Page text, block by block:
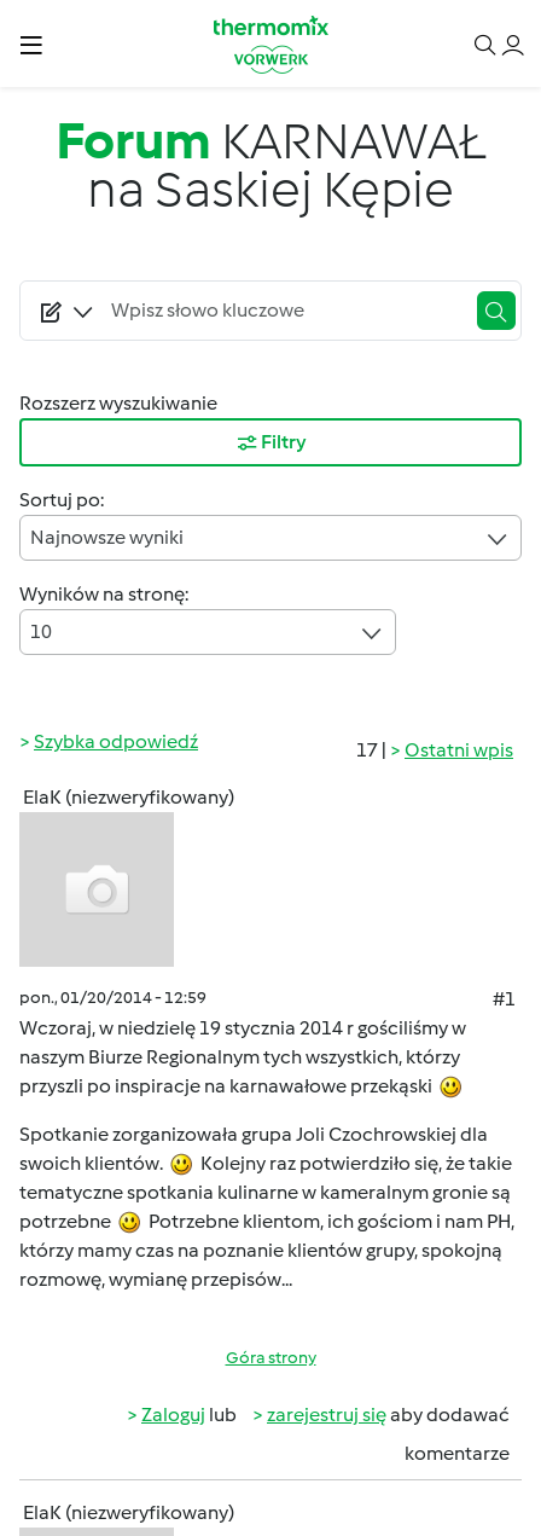
Forum KARNAWAŁ
na Saskiej Kępie
Rozszerz wyszukiwanie
Filtry
Sortuj po:
Najnowsze wyniki
Wyników na stronę:
10
17 | Ostatni wpis
Szybka odpowiedź
ElaK (niezweryfikowany)
pon., 01/20/2014 - 12:59
#1
Wczoraj, w niedzielę 19 stycznia 2014 r gościliśmy w
naszym Biurze Regionalnym tych wszystkich, którzy
przyszli po inspiracje na karnawałowe przekąski
Spotkanie zorganizowała grupa Joli Czochrowskiej dla
swoich klientów.
Kolejny raz potwierdziło się, że takie
tematyczne spotkania kulinarne w kameralnym gronie są
potrzebne
Potrzebne klientom, ich gościom i nam PH,
którzy mamy czas na poznanie klientów grupy, spokojną
rozmowę, wymianę przepisów...
Góra strony
Zaloguj lub zarejestruj sięaby dodawać
komentarze
ElaK (niezweryfikowany)